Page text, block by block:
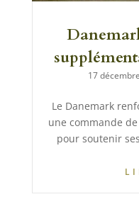
17
Le Danemark
une commande
pour soutenir